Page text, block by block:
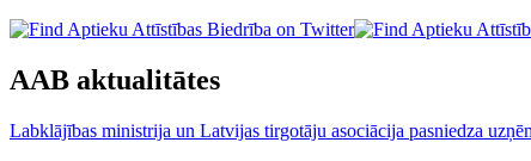
AAB aktualitātes
Labklājības ministrija un Latvijas tirgotāju asociācija pasniedza